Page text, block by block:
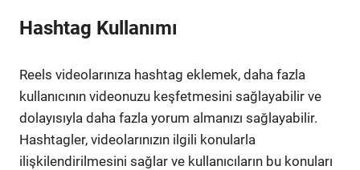
Hashtag Kullanımı
Reels videolarınıza hashtag eklemek, daha fazla
kullanıcının videonuzu keşfetmesini sağlayabilir ve
dolayısıyla daha fazla yorum almanızı sağlayabilir.
Hashtagler, videolarınızın ilgili konularla
ilişkilendirilmesini sağlar ve kullanıcıların bu konuları